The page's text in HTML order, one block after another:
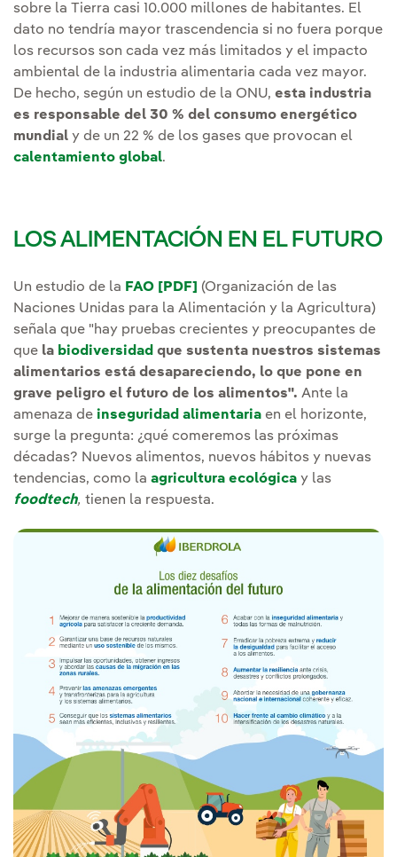
sobre la Tierra casi 10.000 millones de habitantes. El
dato no tendría mayor trascendencia si no fuera porque
los recursos son cada vez más limitados y el impacto
ambiental de la industria alimentaria cada vez mayor.
De hecho, según un estudio de la ONU, esta industria
es responsable del 30 % del consumo energético
mundial y de un 22 % de los gases que provocan el
calentamiento global.
LOS ALIMENTACIÓN EN EL FUTURO
Un estudio de la FAO [PDF] Enlace externo, se abre en
(Organización de las
Naciones Unidas para la Alimentación y la Agricultura)
señala que "hay pruebas crecientes y preocupantes de
que la biodiversidad que sustenta nuestros sistemas
alimentarios está desapareciendo, lo que pone en
grave peligro el futuro de los alimentos". Ante la
amenaza de inseguridad alimentaria en el horizonte,
surge la pregunta: ¿qué comeremos las próximas
décadas? Nuevos alimentos, nuevos hábitos y nuevas
tendencias, como la agricultura ecológica y las
foodtech, tienen la respuesta.